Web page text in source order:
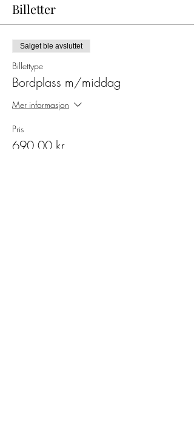
Billetter
Salget ble avsluttet
Billettype
Bordplass m/middag
Mer informasjon
Pris
690,00 kr